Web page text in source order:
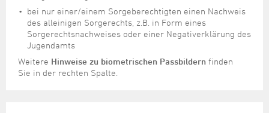
bei nur einer/einem Sorgeberechtigten einen Nachweis
des alleinigen Sorgerechts, z.B. in Form eines
Sorgerechtsnachweises oder einer Negativerklärung des
Jugendamts
Weitere Hinweise zu biometrischen Passbildern finden
Sie in der rechten Spalte.